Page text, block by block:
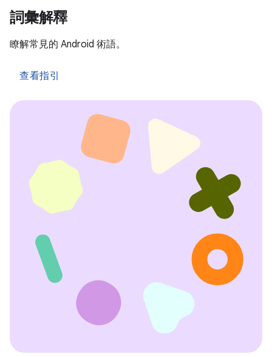
詞彙解釋
瞭解常見的 Android 術語。
查看指引